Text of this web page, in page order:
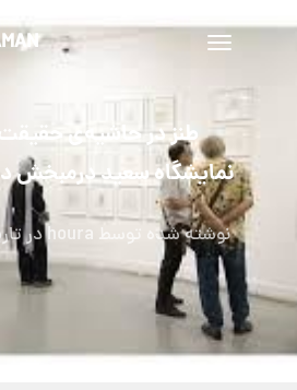
تغییر
طنز در حاشیه‌ی
نمایشگاه سعید درمبخش
نوشته شده توسط houraدر